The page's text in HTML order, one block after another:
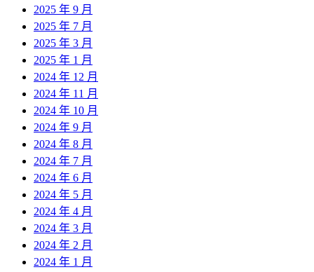
2025 年 9 月
2025 年 7 月
2025 年 3 月
2025 年 1 月
2024 年 12 月
2024 年 11 月
2024 年 10 月
2024 年 9 月
2024 年 8 月
2024 年 7 月
2024 年 6 月
2024 年 5 月
2024 年 4 月
2024 年 3 月
2024 年 2 月
2024 年 1 月